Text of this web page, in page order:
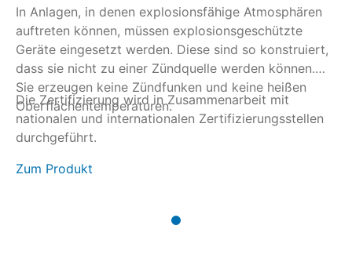
In Anlagen, in denen explosionsfähige Atmosphären
auftreten können, müssen explosionsgeschützte
Geräte eingesetzt werden. Diese sind so konstruiert,
dass sie nicht zu einer Zündquelle werden können.
Sie erzeugen keine Zündfunken und keine heißen
Oberflächentemperaturen.
Die Zertifizierung wird in Zusammenarbeit mit
nationalen und internationalen Zertifizierungsstellen
durchgeführt.
Zum Produkt